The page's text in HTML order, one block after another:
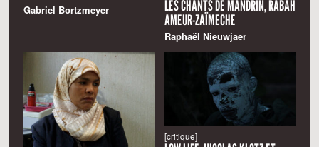
Gabriel Bortzmeyer
LES CHANTS DE MANDRIN, RABAH
AMEUR-ZAÏMECHE
Raphaël Nieuwjaer
[critique]